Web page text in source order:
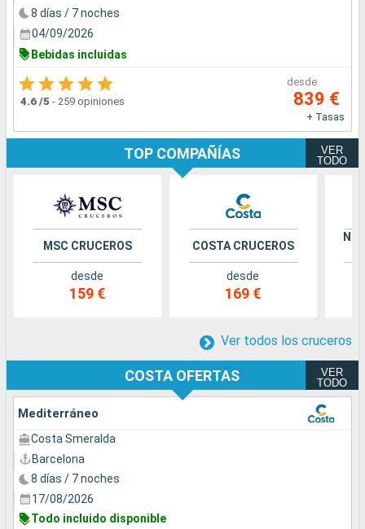
8 días / 7 noches
04/09/2026
Bebidas incluidas
4.6 /5 - 259 opiniones
desde
839 €
+ Tasas
TOP COMPAÑÍAS
VER
TODO
MSC CRUCEROS
desde
159 €
COSTA CRUCEROS
desde
169 €
Ver todos los cruceros
COSTA OFERTAS
VER
TODO
Mediterráneo
Costa Smeralda
Barcelona
8 días / 7 noches
17/08/2026
Todo incluido disponible